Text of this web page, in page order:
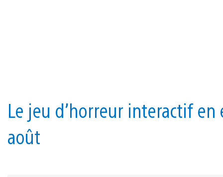
Le jeu d’horreur interactif
août